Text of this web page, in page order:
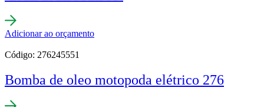
Adicionar ao orçamento
Código: 276245551
Bomba de oleo motopoda elétrico 276